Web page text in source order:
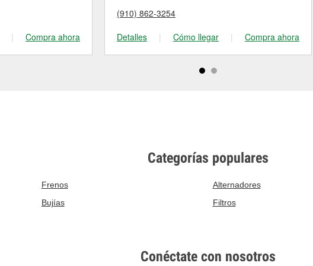
| Compra ahora
(910) 862-3254
Detalles
| Cómo llegar | Compra ahora
Categorías populares
Frenos Alternadores
Bujías Filtros
Conéctate con nosotros